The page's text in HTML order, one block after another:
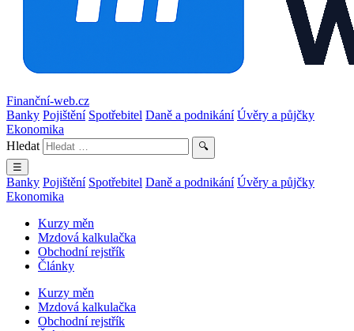
Finanční-web.cz
Banky Pojištění Spotřebitel Daně a podnikání Úvěry a půjčky
Ekonomika
Hledat
🔍
☰
Banky Pojištění Spotřebitel Daně a podnikání Úvěry a půjčky
Ekonomika
Kurzy měn
Mzdová kalkulačka
Obchodní rejstřík
Články
Kurzy měn
Mzdová kalkulačka
Obchodní rejstřík